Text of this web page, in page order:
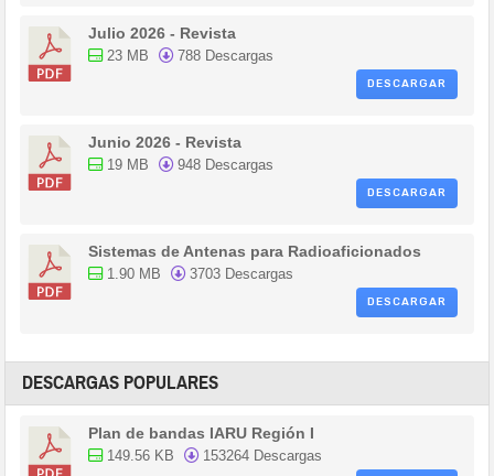
Julio 2026 - Revista
23 MB
788 Descargas
DESCARGAR
Junio 2026 - Revista
19 MB
948 Descargas
DESCARGAR
Sistemas de Antenas para Radioaficionados
1.90 MB
3703 Descargas
DESCARGAR
DESCARGAS POPULARES
Plan de bandas IARU Región I
149.56 KB
153264 Descargas